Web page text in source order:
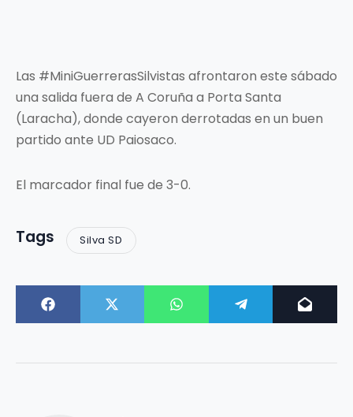
Las #MiniGuerrerasSilvistas afrontaron este sábado
una salida fuera de A Coruña a Porta Santa
(Laracha), donde cayeron derrotadas en un buen
partido ante UD Paiosaco.
El marcador final fue de 3-0.
Tags Silva SD